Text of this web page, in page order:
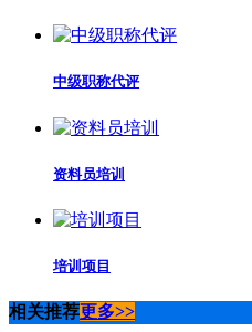
中级职称代评
资料员培训
培训项目
相关推荐更多>>